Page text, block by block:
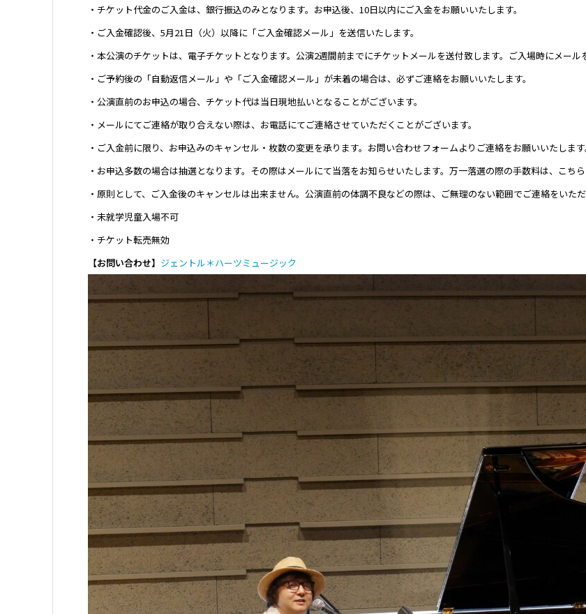
・チケット代金のご入金は、銀行振込のみとなります。お申込後、10日以内にご入金をお願いいたします。
・ご入金確認後、5月21日（火）以降に「ご入金確認メール」を送信いたします。
・本公演のチケットは、電子チケットとなります。公演2週間前までにチケットメールを送付致します。ご入場時にメール
・ご予約後の「自動返信メール」や「ご入金確認メール」が未着の場合は、必ずご連絡をお願いいたします。
・公演直前のお申込の場合、チケット代は当日現地払いとなることがございます。
・メールにてご連絡が取り合えない際は、お電話にてご連絡させていただくことがございます。
・ご入金前に限り、お申込みのキャンセル・枚数の変更を承ります。お問い合わせフォームよりご連絡をお願いいたします
・お申込多数の場合は抽選となります。その際はメールにて当落をお知らせいたします。万一落選の際の手数料は、こちら
・原則として、ご入金後のキャンセルは出来ません。公演直前の体調不良などの際は、ご無理のない範囲でご連絡をいただ
・未就学児童入場不可
・チケット転売無効
【お問い合わせ】 ジェントル＊ハーツミュージック